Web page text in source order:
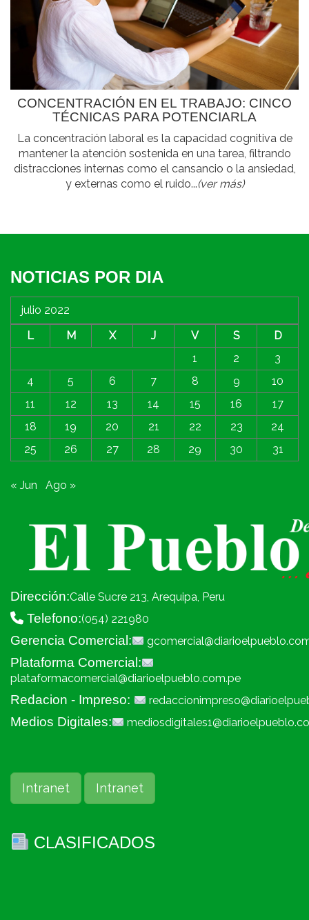
CONCENTRACIÓN EN EL TRABAJO: CINCO
TÉCNICAS PARA POTENCIARLA
La concentración laboral es la capacidad cognitiva de
mantener la atención sostenida en una tarea, filtrando
distracciones internas como el cansancio o la ansiedad,
y externas como el ruido...(ver más)
NOTICIAS POR DIA
julio 2022
L
M X J V S
D
1
2
3
4
5 6 7 8 9
10
11
12 13 14 15 16
17
18
19 20 21 22 23
24
25
26 27 28 29 30 31
« Jun Ago »
Dirección:Calle Sucre 213, Arequipa, Peru
Telefono:(054) 221980
Gerencia Comercial:
Plataforma Comercial:
plataformacomercial@diarioelpueblo.com.pe
Redacion - Impreso:
Medios Digitales:
Intranet Intranet
CLASIFICADOS